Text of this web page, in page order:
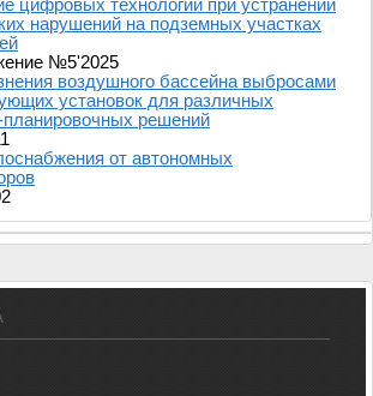
цифровых технологий при устранении
нарушений на подземных участках
№5'2025
воздушного бассейна выбросами
установок для различных
планировочных решений
от автономных